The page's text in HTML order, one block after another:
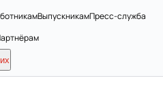
ВыпускникамПресс-служба